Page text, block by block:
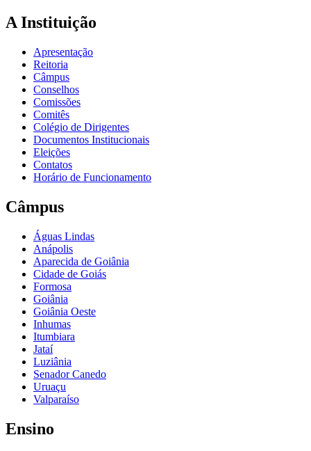
A Instituição
Apresentação
Reitoria
Câmpus
Conselhos
Comissões
Comitês
Colégio de Dirigentes
Documentos Institucionais
Eleições
Contatos
Horário de Funcionamento
Câmpus
Águas Lindas
Anápolis
Aparecida de Goiânia
Cidade de Goiás
Formosa
Goiânia
Goiânia Oeste
Inhumas
Itumbiara
Jataí
Luziânia
Senador Canedo
Uruaçu
Valparaíso
Ensino